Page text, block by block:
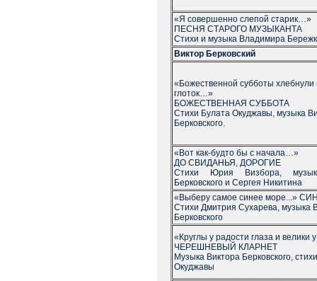
«Я совершенно слепой старик…»
ПЕСНЯ СТАРОГО МУЗЫКАНТА
Стихи и музыка Владимира
Виктор Берковский
«Божественной субботы
глоток…»
БОЖЕСТВЕННАЯ СУББОТА
Стихи Булата Окуджавы, музыка
Берковского.
«Вот как-будто бы с начала…»
ДО СВИДАНЬЯ, ДОРОГИЕ
Стихи Юрия Визбора,
Берковского и Сергея Никитина
«Выберу самое синее море...»
Стихи Дмитрия Сухарева, музыка
Берковского
«Круглы у радости глаза и велики
ЧЕРЕШНЕВЫЙ КЛАРНЕТ
Музыка Виктора Берковского,
Окуджавы